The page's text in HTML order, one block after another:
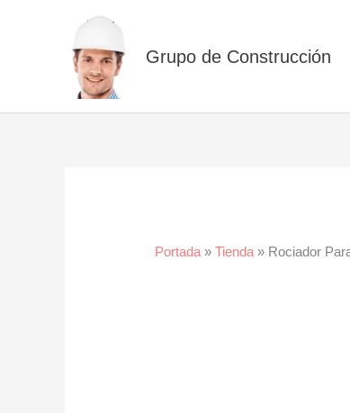
Grupo de Construcción
Portada »Tienda » Rociador